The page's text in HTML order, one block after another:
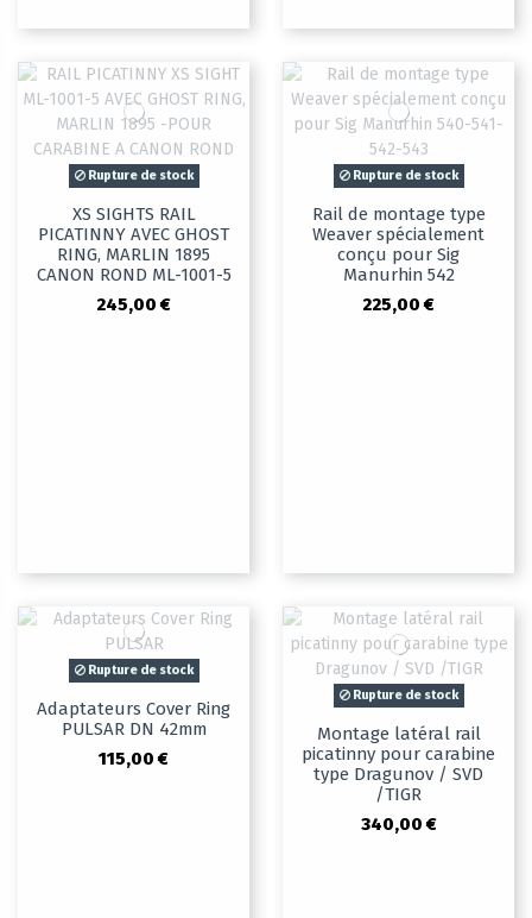
Rupture de stock
XS SIGHTS RAIL
PICATINNY AVEC GHOST
RING, MARLIN 1895
CANON ROND ML-1001-5
245,00 €
Rupture de stock
Rail de montage type
Weaver spécialement
conçu pour Sig
Manurhin 542
225,00 €
Rupture de stock
Adaptateurs Cover Ring
PULSAR DN 42mm
115,00 €
Rupture de stock
Montage latéral rail
picatinny pour carabine
type Dragunov / SVD
/TIGR
340,00 €